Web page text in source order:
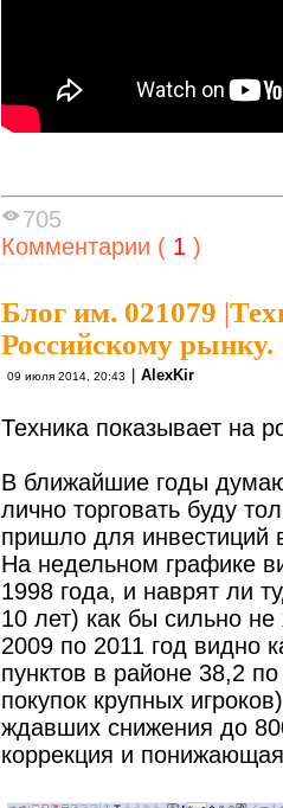
705
Комментарии ( 1 )
Блог им. 021079 |
Российскому рынку.
09 июля 2014, 20:43 AlexKir
Техника показывает на
В ближайшие годы
лично торговать буду
пришло для инвестиций
На недельном графике
1998 года, и наврят ли
10 лет) как бы сильно
2009 по 2011 год видно
пунктов в районе 38,2
покупок крупных
ждавших снижения до
коррекция и